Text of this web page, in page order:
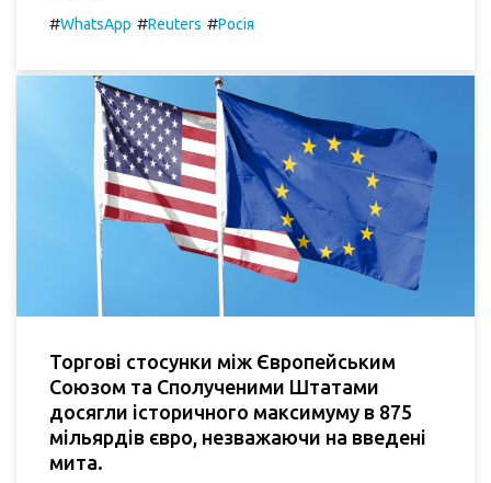
#WhatsApp #Reuters #Росія
Торгові стосунки між Європейським
Союзом та Сполученими Штатами
досягли історичного максимуму в 875
мільярдів євро, незважаючи на введені
мита.